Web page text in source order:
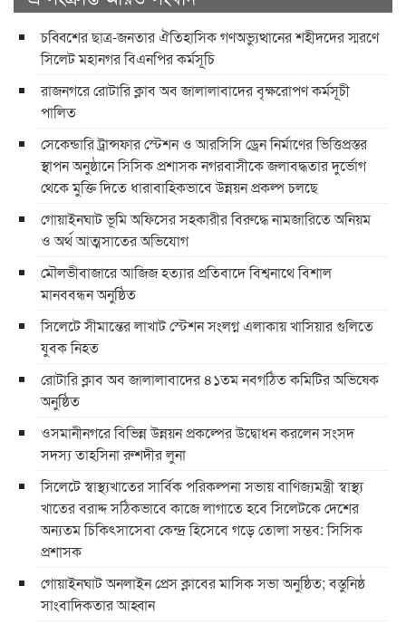
চব্বিশের ছাত্র-জনতার ঐতিহাসিক গণঅভ্যুত্থানের শহীদদের স্মরণে
সিলেট মহানগর বিএনপির কর্মসূচি
রাজনগরে রোটারি ক্লাব অব জালালাবাদের বৃক্ষরোপণ কর্মসূচী
পালিত
সেকেন্ডারি ট্রান্সফার স্টেশন ও আরসিসি ড্রেন নির্মাণের ভিত্তিপ্রস্তর
স্থাপন অনুষ্ঠানে সিসিক প্রশাসক নগরবাসীকে জলাবদ্ধতার দুর্ভোগ
থেকে মুক্তি দিতে ধারাবাহিকভাবে উন্নয়ন প্রকল্প চলছে
গোয়াইনঘাট ভূমি অফিসের সহকারীর বিরুদ্ধে নামজারিতে অনিয়ম
ও অর্থ আত্মসাতের অভিযোগ
মৌলভীবাজারে আজিজ হত্যার প্রতিবাদে বিশ্বনাথে বিশাল
মানববন্ধন অনুষ্ঠিত
সিলেটে সীমান্তের লাখাট স্টেশন সংলগ্ন এলাকায় খাসিয়ার গুলিতে
যুবক নিহত
রোটারি ক্লাব অব জালালাবাদের ৪১তম নবগঠিত কমিটির অভিষেক
অনুষ্ঠিত
ওসমানীনগরে বিভিন্ন উন্নয়ন প্রকল্পের উদ্বোধন করলেন সংসদ
সদস্য তাহসিনা রুশদীর লুনা
সিলেটে স্বাস্থ্যখাতের সার্বিক পরিকল্পনা সভায় বাণিজ্যমন্ত্রী স্বাস্থ্য
খাতের বরাদ্দ সঠিকভাবে কাজে লাগাতে হবে সিলেটকে দেশের
অন্যতম চিকিৎসাসেবা কেন্দ্র হিসেবে গড়ে তোলা সম্ভব: সিসিক
প্রশাসক
​গোয়াইনঘাট অনলাইন প্রেস ক্লাবের মাসিক সভা অনুষ্ঠিত; বস্তুনিষ্ঠ
সাংবাদিকতার আহ্বান